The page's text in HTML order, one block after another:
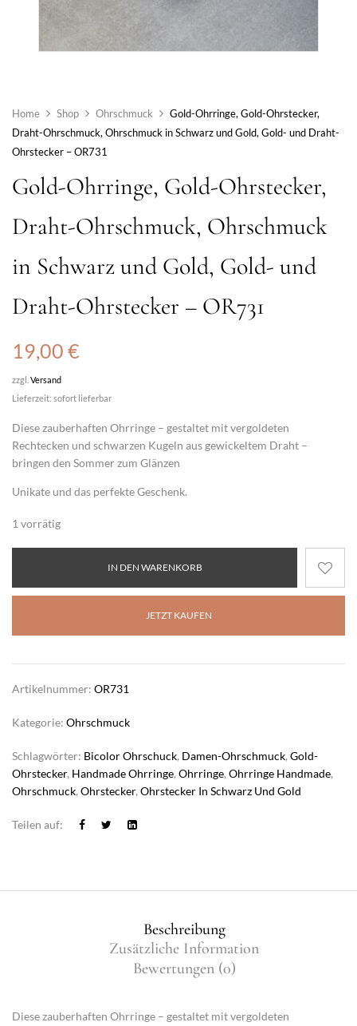
Home Shop Ohrschmuck
Gold-Ohrringe, Gold-Ohrstecker,
Draht-Ohrschmuck, Ohrschmuck in Schwarz und Gold, Gold- und Draht-
Ohrstecker – OR731
Gold-Ohrringe, Gold-Ohrstecker,
Draht-Ohrschmuck, Ohrschmuck
in Schwarz und Gold, Gold- und
Draht-Ohrstecker – OR731
19,00 €
zzgl. Versand
Lieferzeit: sofort lieferbar
Diese zauberhaften Ohrringe – gestaltet mitvergoldeten
Rechtecken und schwarzen Kugeln aus gewickeltem Draht –
bringen den Sommer zum Glänzen
Unikate und das perfekte Geschenk.
1 vorrätig
IN DEN WARENKORB
JETZT KAUFEN
Artikelnummer: OR731
Kategorie: Ohrschmuck
Schlagwörter: Bicolor Ohrschuck, Damen-Ohrschmuck, Gold-
Ohrstecker, Handmade Ohrringe, Ohrringe, Ohrringe Handmade,
Ohrschmuck, Ohrstecker, Ohrstecker In Schwarz Und Gold
Teilen auf:
Beschreibung
Zusätzliche Information
Bewertungen (0)
Diese zauberhaften Ohrringe – gestaltet mitvergoldeten